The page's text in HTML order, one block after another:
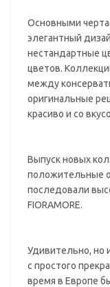
Основными
элегантный
нестандартные
цветов.
между
оригинальные
красиво и со
Выпуск новых
положительные
последовали
FIORAMORE.
Удивительно, но
с простого
время в Европе